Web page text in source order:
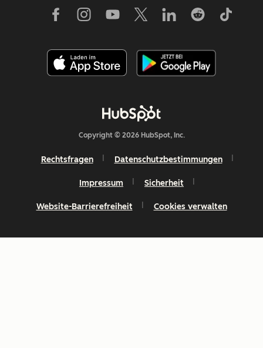
Copyright © 2026 HubSpot, Inc.
Rechtsfragen Datenschutzbestimmungen
Impressum Sicherheit
Website-Barrierefreiheit Cookies verwalten